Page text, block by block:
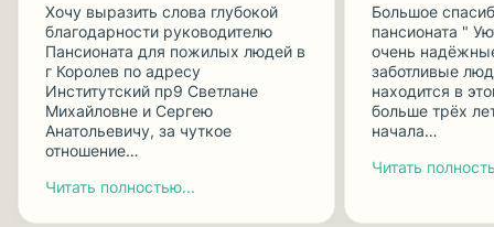
Хочу выразить слова глубокой
благодарности руководителю
Пансионата для пожилых людей в
г Королев по адресу
Институтский пр9 Светлане
Михайловне и Сергею
Анатольевичу, за чуткое
отношение…
Читать полностью...
Большое
пансионата "
очень
заботливые
находится в
больше трёх
начала…
Читать